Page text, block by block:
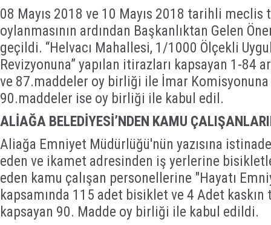
08 Mayıs 2018 ve 10 Mayıs 2018 tarihli meclis
oylanmasının ardından Başkanlıktan Gelen
geçildi. “Helvacı Mahallesi, 1/1000 Ölçekli
Revizyonuna” yapılan itirazları kapsayan 1-84
ve 87.maddeler oy birliği ile İmar
90.maddeler ise oy birliği ile kabul edil.
ALİAĞA BELEDİYESİ’NDEN KAMU
Aliağa Emniyet Müdürlüğü'nün yazısına
eden ve ikamet adresinden iş yerlerine
eden kamu çalışan personellerine "Hayatı
kapsamında 115 adet bisiklet ve 4 Adet
kapsayan 90. Madde oy birliği ile kabul edildi.